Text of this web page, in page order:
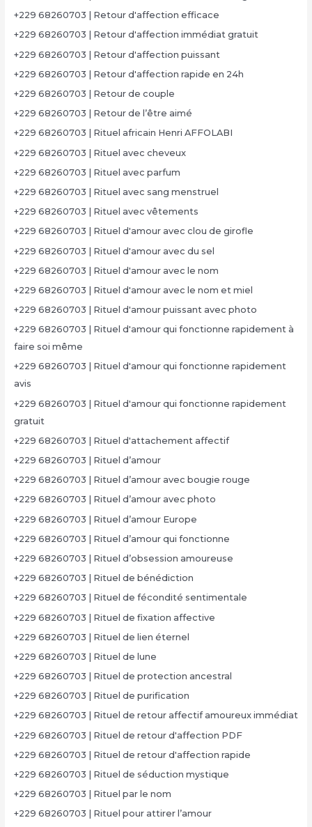
+229 68260703 | Retour d'affection efficace
+229 68260703 | Retour d'affection immédiat gratuit
+229 68260703 | Retour d'affection puissant
+229 68260703 | Retour d'affection rapide en 24h
+229 68260703 | Retour de couple
+229 68260703 | Retour de l’être aimé
+229 68260703 | Rituel africain Henri AFFOLABI
+229 68260703 | Rituel avec cheveux
+229 68260703 | Rituel avec parfum
+229 68260703 | Rituel avec sang menstruel
+229 68260703 | Rituel avec vêtements
+229 68260703 | Rituel d'amour avec clou de girofle
+229 68260703 | Rituel d'amour avec du sel
+229 68260703 | Rituel d'amour avec le nom
+229 68260703 | Rituel d'amour avec le nom et miel
+229 68260703 | Rituel d'amour puissant avec photo
+229 68260703 | Rituel d'amour qui fonctionne rapidement à
faire soi même
+229 68260703 | Rituel d'amour qui fonctionne rapidement
avis
+229 68260703 | Rituel d'amour qui fonctionne rapidement
gratuit
+229 68260703 | Rituel d'attachement affectif
+229 68260703 | Rituel d’amour
+229 68260703 | Rituel d’amour avec bougie rouge
+229 68260703 | Rituel d’amour avec photo
+229 68260703 | Rituel d’amour Europe
+229 68260703 | Rituel d’amour qui fonctionne
+229 68260703 | Rituel d’obsession amoureuse
+229 68260703 | Rituel de bénédiction
+229 68260703 | Rituel de fécondité sentimentale
+229 68260703 | Rituel de fixation affective
+229 68260703 | Rituel de lien éternel
+229 68260703 | Rituel de lune
+229 68260703 | Rituel de protection ancestral
+229 68260703 | Rituel de purification
+229 68260703 | Rituel de retour affectif amoureux immédiat
+229 68260703 | Rituel de retour d'affection PDF
+229 68260703 | Rituel de retour d'affection rapide
+229 68260703 | Rituel de séduction mystique
+229 68260703 | Rituel par le nom
+229 68260703 | Rituel pour attirer l’amour